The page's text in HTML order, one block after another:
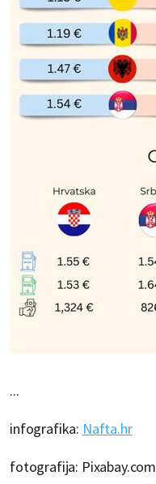
...
infografika: Nafta.hr
fotografija: Pixabay.com